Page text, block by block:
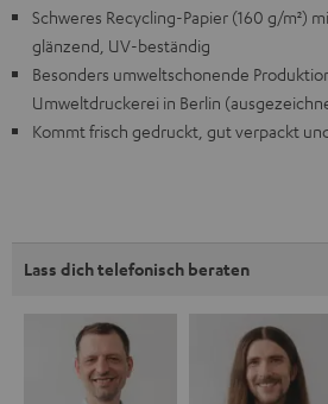
Schweres Recycling-Papier (160 g/m²)
glänzend, UV-beständig
Besonders umweltschonende
Umweltdruckerei in Berlin
Kommt frisch gedruckt, gut verpackt
Lass dich telefonisch beraten